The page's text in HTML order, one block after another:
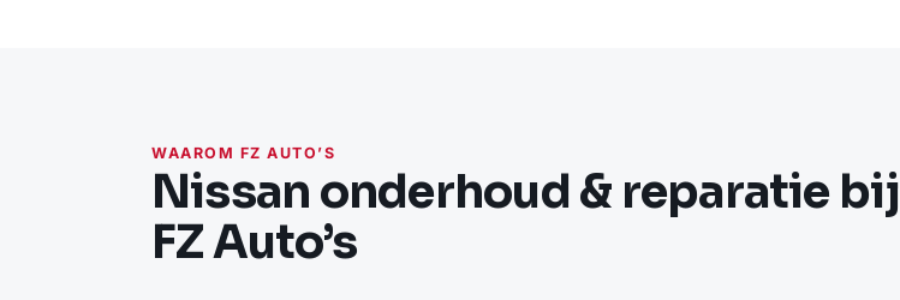
WAAROM FZ AUTO’S
Nissan onderhoud & reparatie bij
FZ Auto’s